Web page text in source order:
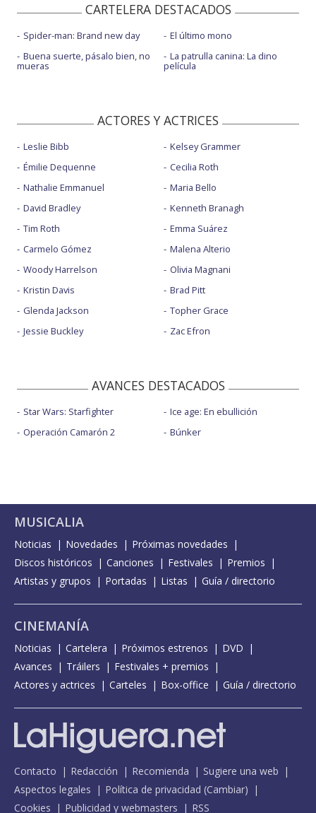
CARTELERA DESTACADOS
Spider-man: Brand new day
Buena suerte, pásalo bien, no
mueras
El último mono
La patrulla canina: La dino
película
ACTORES Y ACTRICES
Leslie Bibb
Émilie Dequenne
Nathalie Emmanuel
David Bradley
Tim Roth
Carmelo Gómez
Woody Harrelson
Kristin Davis
Glenda Jackson
Jessie Buckley
Kelsey Grammer
Cecilia Roth
Maria Bello
Kenneth Branagh
Emma Suárez
Malena Alterio
Olivia Magnani
Brad Pitt
Topher Grace
Zac Efron
AVANCES DESTACADOS
Star Wars: Starfighter
Operación Camarón 2
Ice age: En ebullición
Búnker
MUSICALIA
Noticias Novedades
Próximas novedades
Discos históricos
Canciones Festivales
Premios
Artistas y grupos
Portadas Listas Guía / directorio
CINEMANÍA
Noticias Cartelera Próximos estrenos
DVD
Avances
Tráilers
Festivales + premios
Actores y actrices
Carteles Box-office Guía / directorio
Contacto Redacción Recomienda
Sugiere una web
Aspectos legales
Política de privacidad (Cambiar)
Cookies
Publicidad y webmasters RSS